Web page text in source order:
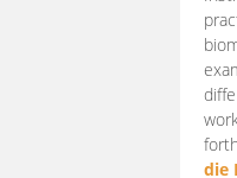
die